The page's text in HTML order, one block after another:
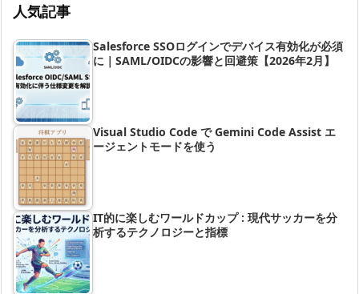
人気記事
Salesforce SSOログインでデバイス有効化が必須
に｜SAML/OIDCの影響と回避策【2026年2月】
Visual Studio Code で Gemini Code Assist エ
ージェントモードを使う
IT的に楽しむワールドカップ : 現代サッカーを分
析するテクノロジーと指標